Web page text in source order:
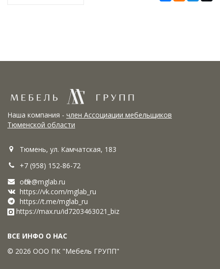
Наша компания - член Ассоциации мебельщиков
Тюменской области
Тюмень, ул. Камчатская, 183
+7 (958) 152-86-72
office@mglab.ru
https://vk.com/mglab_ru
https://t.me/mglab_ru
https://max.ru/id7203463021_biz
ВСЕ ИНФО О НАС
© 2026 ООО ПК "Мебель ГРУПП"